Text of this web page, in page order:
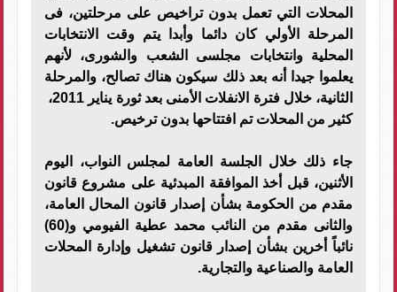
المحلات التي تعمل بدون تراخيص على مرحلتين، فى
المرحلة الأولي كان دائما وأبدا يتم وقت الانتخابات
المحلية وانتخابات مجلسى الشعب والشورى، لأنهم
يعلموا جيدا أنه بعد ذلك سيكون هناك تصالح، والمرحلة
الثانية، خلال فترة الانفلات الأمنى بعد ثورة يناير 2011،
كثير من المحلات تم افتتاحها بدون ترخيص.
جاء ذلك خلال الجلسة العامة لمجلس النواب، اليوم
الأثنين، قبل أخذ الموافقة المبدئية على مشروع قانون
مقدم من الحكومة بشأن إصدار قانون المحال العامة،
والثانى مقدم من النائب محمد عطية الفيومي و(60)
نائباً أخرين بشأن إصدار قانون تشغيل وإدارة المحلات
العامة والصناعية والتجارية.